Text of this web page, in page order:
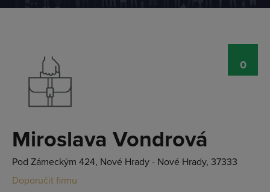
Miroslava Vondrová
Pod Zámeckým 424, Nové Hrady - Nové Hrady, 37333
Doporučit firmu
0